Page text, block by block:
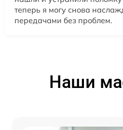
теперь я могу снова
передачами без проблем.
Наши